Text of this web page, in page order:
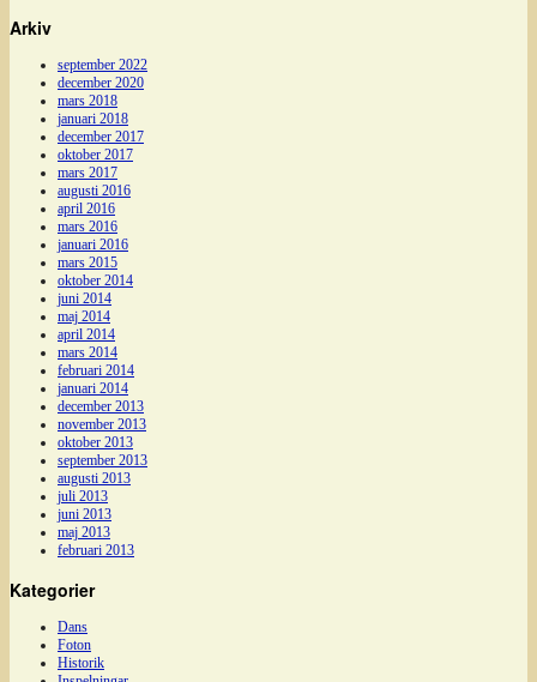
Arkiv
september 2022
december 2020
mars 2018
januari 2018
december 2017
oktober 2017
mars 2017
augusti 2016
april 2016
mars 2016
januari 2016
mars 2015
oktober 2014
juni 2014
maj 2014
april 2014
mars 2014
februari 2014
januari 2014
december 2013
november 2013
oktober 2013
september 2013
augusti 2013
juli 2013
juni 2013
maj 2013
februari 2013
Kategorier
Dans
Foton
Historik